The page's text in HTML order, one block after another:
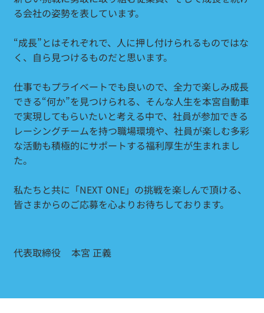
る会社の姿勢を表しています。
“成長”とはそれぞれで、人に押し付けられるものではな
く、自ら見つけるものだと思います。
仕事でもプライベートでも良いので、全力で楽しみ成長
できる“何か”を見つけられる、そんな人生を本宮自動車
で実現してもらいたいと考える中で、社員が参加できる
レーシングチームを持つ職場環境や、社員が楽しむ多彩
な活動も積極的にサポートする福利厚生が生まれまし
た。
私たちと共に「NEXT ONE」の挑戦を楽しんで頂ける、
皆さまからのご応募を心よりお待ちしております。
代表取締役 本宮 正義